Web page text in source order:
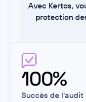
Avec Kertos,
protection
100%
Succès de l'audit